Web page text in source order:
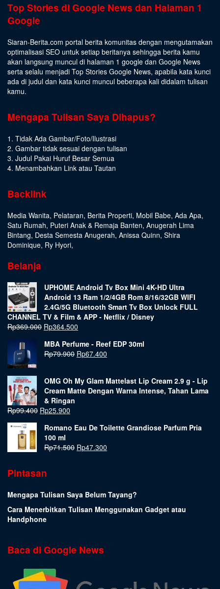
Top Stories di Google News dan Halaman 1
Google
Siaran-Berita.com portal berita komunitas dengan mengutamakan
optimalisasi SEO untuk setiap beritanya sehingga berita kamu
akan langsung muncul di halaman 1 google dan Google News
serta selalu menjadi Top Stories Google News, apabila kata kunci
ada di judul dan kata kunci muncul beberapa kali didalam tulisan
kamu.
Mengapa Tulisan Saya Dihapus?
1. Tidak Ada Gambar/Foto/Ilustrasi
2. Gambar tidak sesuai dengan tulisan
3. Judul Pakai Huruf Besar Semua
4. Menambahkan Link atau Tautan
Backlink
Media Wanita, Pelataran, Berita Properti, Mobil Babe, Ada Apa,
Satu Rumah, Puteri Anak & Remaja Banten, Anugerah Lima
Bintang, Desta Semesta Anugerah, Anissa Quinn, Shira
Dominique, Ry Hyori,
Belanja
UPHOME Android Tv Box Mini 4K-HD Ultra
Android 13 Ram 1/2/4GB Rom 8/16/32GB WIFI
2.4G/5G Bluetooth Smart Tv Box Unlock FULL
CHANNEL TV & Film & APP - Netflix / Disney
Rp369.000 Rp364.500
MBA Perfume - Reef EDP 30ml
Rp79.900 Rp67.400
OMG Oh My Glam Mattelast Lip Cream 2.9 g - Lip
Cream Matte Dengan Warna Intense, Tahan Lama
& Ringan
Rp99.400 Rp25.900
Romano Eau De Toilette Grandiose Parfum Pria
100 ml
Rp71.500 Rp47.300
Pintasan
Mengapa Tulisan Saya Belum Tayang?
Cara Menerbitkan Tulisan Menggunakan Gadget atau
Handphone
Baca di Google News